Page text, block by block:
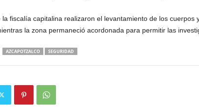
la fiscalía capitalina realizaron el levantamiento de los cuerpos
la zona permaneció acordonada para permitir las
AZCAPOTZALCO SEGURIDAD